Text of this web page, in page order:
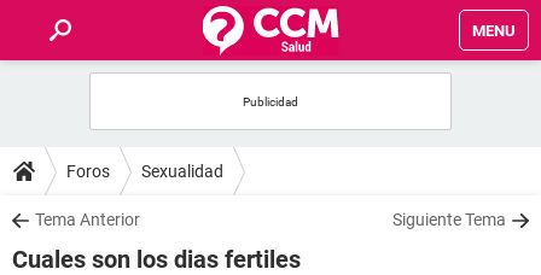
MENU
FOROS
SALUD
Foros Sexualidad
Tema Anterior Siguiente Tema
Cuales son los dias fertiles